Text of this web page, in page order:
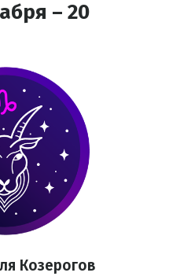
– 20
Козерогов